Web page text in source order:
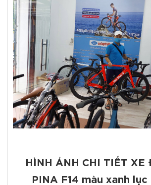
HÌNH ẢNH CHI TIẾT XE
PINA F14 màu xanh